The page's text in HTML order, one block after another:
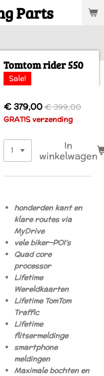
Parts
Tomtom rider 550
Sale!
€ 379,00€ 399,00
GRATIS verzending
In
winkelwagen
honderden kant en
klare routes via
MyDrive
vele biker-POI’s
Quad core
processor
Lifetime
Wereldkaarten
Lifetime TomTom
Traffic
Lifetime
flitsermeldinge
smartphone
meldingen
Maximale bochten en